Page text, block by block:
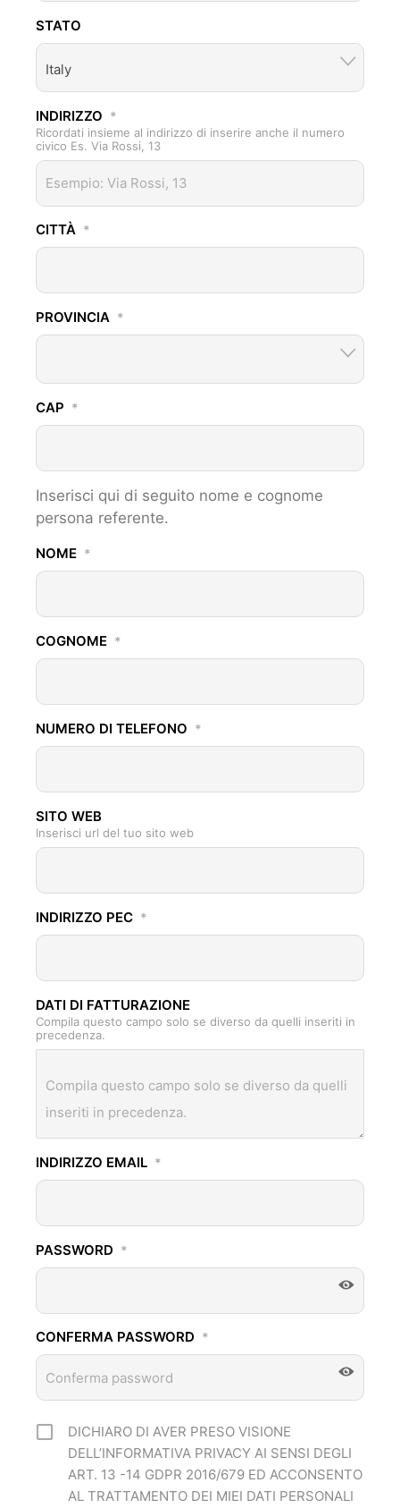
STATO
Italy
INDIRIZZO *
Ricordati insieme al indirizzo di inserire anche il numero
civico Es. Via Rossi, 13
CITTÀ *
PROVINCIA *
CAP *
Inserisci qui di seguito nome e cognome
persona referente.
NOME *
COGNOME *
NUMERO DI TELEFONO *
SITO WEB
Inserisci url del tuo sito web
INDIRIZZO PEC *
DATI DI FATTURAZIONE
Compila questo campo solo se diverso da quelli inseriti in
precedenza.
INDIRIZZO EMAIL *
PASSWORD *
CONFERMA PASSWORD *
DICHIARO DI AVER PRESO VISIONE
DELL’INFORMATIVA PRIVACY AI SENSI DEGLI
ART. 13 -14 GDPR 2016/679 ED ACCONSENTO
AL TRATTAMENTO DEI MIEI DATI PERSONALI